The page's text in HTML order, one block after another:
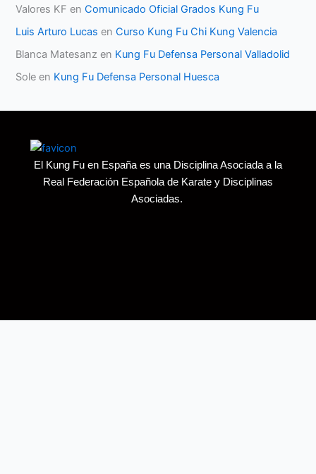
Valores KF enComunicado Oficial Grados Kung Fu
Luis Arturo Lucas enCurso Kung Fu Chi Kung Valencia
Blanca Matesanz en Kung Fu Defensa Personal Valladolid
Sole en Kung Fu Defensa Personal Huesca
El Kung Fu en España es una Disciplina Asociada a la
Real Federación Española de Karate y Disciplinas
Asociadas.